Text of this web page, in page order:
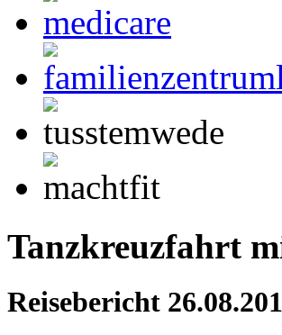
Tanzkreuzfahrt
Reisebericht